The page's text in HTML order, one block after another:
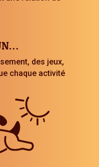
des jeux,
chaque activité